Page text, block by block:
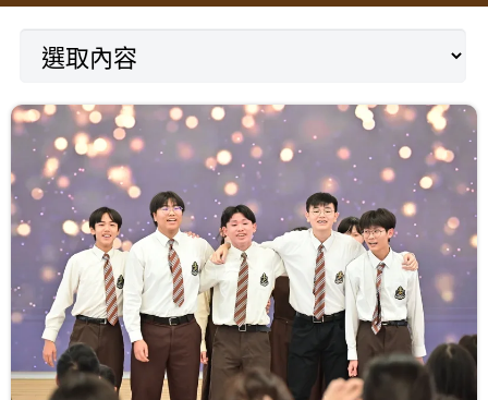
明才人成長階梯
教師專業社群
學生成就與學校活動
我們的聯繫
入學資訊
下載區